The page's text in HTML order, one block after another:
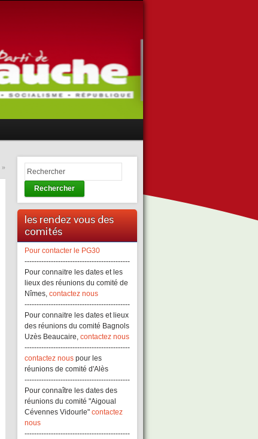
»
Rechercher
les rendez vous des
comités
Pour contacter le PG30
--------------------------------------------
Pour connaitre les dates et les
lieux des réunions du comité de
Nîmes, contactez nous
--------------------------------------------
Pour connaitre les dates et lieux
des réunions du comité Bagnols
Uzès Beaucaire, contactez nous
--------------------------------------------
contactez nous pour les
réunions de comité d'Alès
--------------------------------------------
Pour connaître les dates des
réunions du comité "Aigoual
Cévennes Vidourle" contactez
nous
--------------------------------------------